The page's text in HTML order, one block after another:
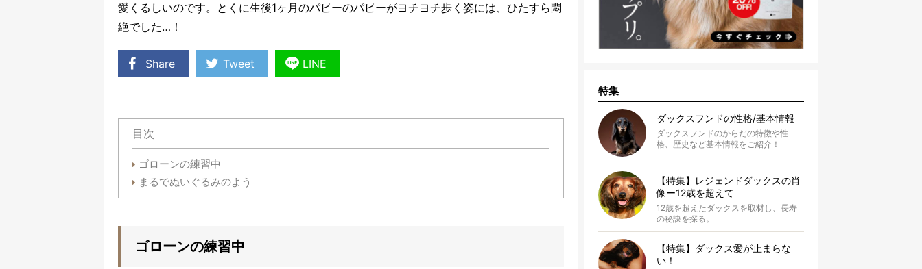
愛くるしいのです。とくに生後1ヶ月のパピーのパピーがヨチヨチ歩く姿には、ひたすら悶
絶でした…！
Share Tweet LINE
目次
ゴローンの練習中
まるでぬいぐるみのよう
ゴローンの練習中
特集
ダックスフンドの性格/基本情報
ダックスフンドのからだの特徴や性
格、歴史など基本情報をご紹介！
【特集】レジェンドダックスの肖
像ー12歳を超えて
12歳を超えたダックスを取材し、長寿
の秘訣を探る。
【特集】ダックス愛が止まらな
い！